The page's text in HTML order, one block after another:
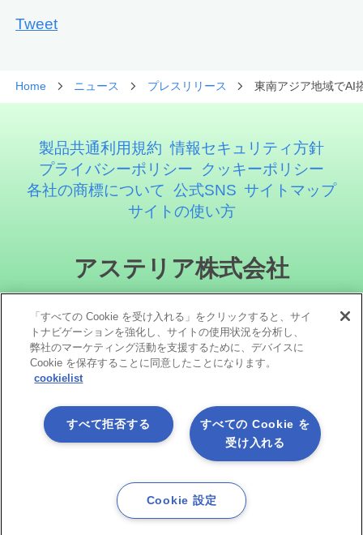
Tweet
Home ニュース プレスリリース 東南アジア地域でAI
製品共通利用規約 情報セキュリティ方針
プライバシーポリシー
クッキーポリシー
各社の商標について 公式SNS サイトマップ
サイトの使い方
アステリア株式会社
ソーシャルメディア
Copyright©1998 -2026 Asteria Corporation. All Rights Reserved.
「すべての Cookie を受け入れる」をクリックすると、サイ
トナビゲーションを強化し、サイトの使用状況を分析し、
弊社のマーケティング活動を支援するために、デバイスに
Cookie を保存することに同意したことになります。
cookielist
すべての Cookie を
受け入れる
すべて拒否する
Cookie 設定